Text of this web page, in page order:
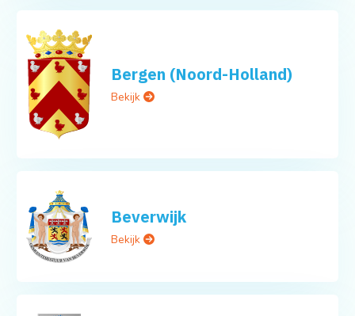
Bergen (Noord-Holland)
Bekijk
Beverwijk
Bekijk